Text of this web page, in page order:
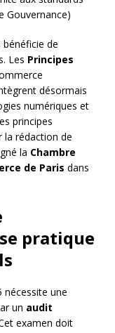
Gouvernance)
de
Les Principes
désormais
numériques et
principes
la rédaction de
la Chambre
de Paris dans
pratique
nécessite une
un audit
examen doit